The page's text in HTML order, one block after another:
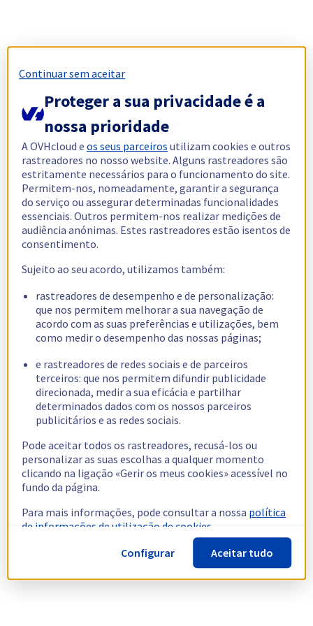
Continuar sem aceitar
Proteger a sua privacidade é a
nossa prioridade
A OVHcloud eos seus parceiros utilizam cookies e outros
rastreadores no nosso website. Alguns rastreadores são
estritamente necessários para o funcionamento do site.
Permitem-nos, nomeadamente, garantir a segurança
do serviço ou assegurar determinadas funcionalidades
essenciais. Outros permitem-nos realizar medições de
audiência anónimas. Estes rastreadores estão isentos de
consentimento.
Sujeito ao seu acordo, utilizamos também:
rastreadores de desempenho e de personalização:
que nos permitem melhorar a sua navegação de
acordo com as suas preferências e utilizações, bem
como medir o desempenho das nossas páginas;
e rastreadores de redes sociais e de parceiros
terceiros: que nos permitem difundir publicidade
direcionada, medir a sua eficácia e partilhar
determinados dados com os nossos parceiros
publicitários e as redes sociais.
Pode aceitar todos os rastreadores, recusá-los ou
personalizar as suas escolhas a qualquer momento
clicando na ligação «Gerir os meus cookies» acessível no
fundo da página.
Para mais informações, pode consultar a nossa política
de informações de utilização de cookies.
Configurar
Aceitar tudo